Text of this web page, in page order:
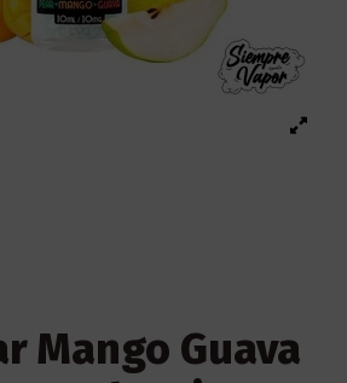
Mango Guava